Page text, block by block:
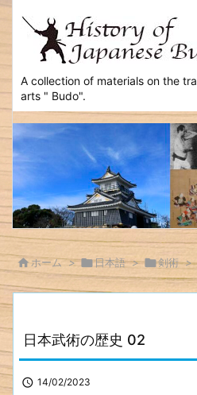
A collection of materials on the
arts " Budo".
 ホーム > 日本語 > 剣術 >
日本武術の歴史 02
 14/02/2023